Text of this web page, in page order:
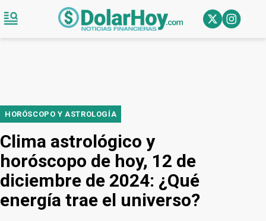
HORÓSCOPO Y ASTROLOGÍA
Clima astrológico y
horóscopo de hoy, 12 de
diciembre de 2024: ¿Qué
energía trae el universo?